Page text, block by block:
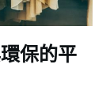
保的平